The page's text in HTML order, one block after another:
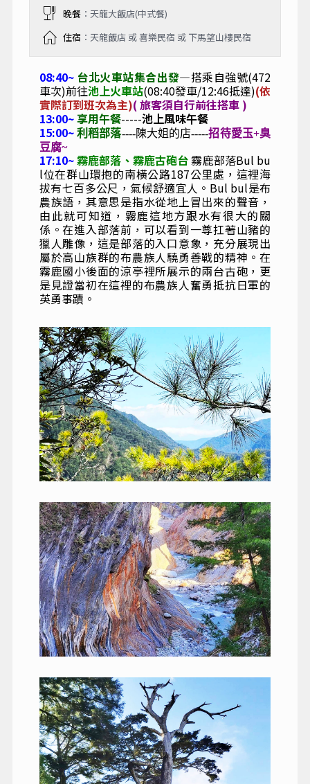
晚餐：天龍大飯店(中式餐)
住宿 ：天龍飯店 或 喜樂民宿 或 下馬望山樓民宿
08:40~ 台北火車站集合出發—搭乘自強號(472
車次)前往池上火車站(08:40發車/12:46抵達)(依
實際訂到班次為主)( 旅客須自行前往搭車 )
13:00~享用午餐-----池上風味午餐
15:00~利稻部落----陳大姐的店-----招待愛玉+臭
豆腐~
17:10~霧鹿部落、霧鹿古砲台霧鹿部落Bul bu
l位在群山環抱的南橫公路187公里處，這裡海
拔有七百多公尺，氣候舒適宜人。 Bul bul是布
農族語，其意思是指水從地上冒出來的聲音 ，
由此就可知道，霧鹿這地方跟水有很大的關
係。在進入部落前，可以看到一尊扛著山豬的
獵人雕像，這是部落的入口意象，充分展現出
屬於高山族群的布農族人驍勇善戰的精神。在
霧鹿國小後面的涼亭裡所展示的兩台古砲，更
是見證當初在這裡的布農族人奮勇抵抗日軍的
英勇事蹟。